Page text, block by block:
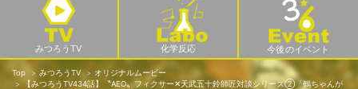
みつろうTV 化学反応 今後のイベント
Top みつろうTV
オリジナルムービー
【みつろうTV434話】〝AEO〟フィクサー✕天武五十鈴師匠対談シリーズ②「鶴ちゃんが